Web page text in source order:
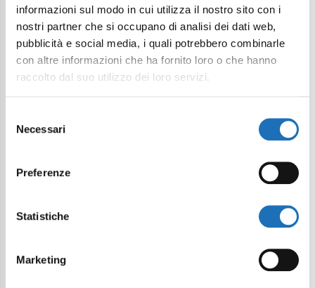
informazioni sul modo in cui utilizza il nostro sito con i
nostri partner che si occupano di analisi dei dati web,
pubblicità e social media, i quali potrebbero combinarle
con altre informazioni che ha fornito loro o che hanno
raccolto dal suo utilizzo dei loro servizi.
delNecessari
Preferenze
Statistiche
Marketing